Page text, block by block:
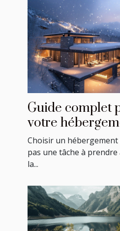
Guide complet
votre
luxe
Choisir un hébergement
pas une tâche à prendre
la...